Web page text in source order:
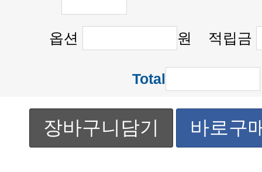
옵션 원 적립금
Total
장바구니담기 바로구